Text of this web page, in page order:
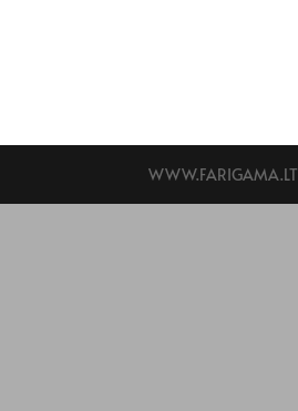
WWW.FARIGAMA.LT